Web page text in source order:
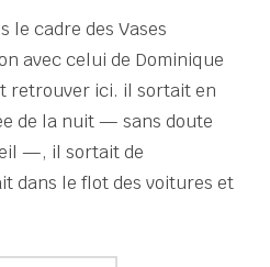
le cadre des Vases
avec celui de Dominique
retrouver ici. il sortait en
de la nuit — sans doute
—, il sortait de
dans le flot des voitures et